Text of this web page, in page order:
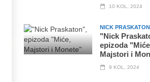
10 KOL, 2024
NICK PRASKATON
"Nick
epizoda
Majstori i
9 KOL, 2024